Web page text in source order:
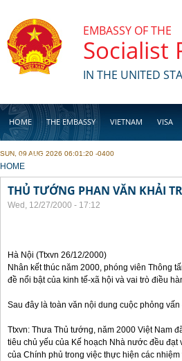
EMBASSY OF THE
Socialist
IN THE UNITED
HOME THE EMBASSY VIETNAM VISA
BUSINESS
SUN, 09 AUG 2026 06:01:20 -0400
YOU ARE HERE
HOME
THỦ TƯỚNG PHAN VĂN KHẢI
Wed, 12/27/2000 - 17:12
Hà Nội (Ttxvn 26/12/2000)
Nhân kết thúc năm 2000, phóng viên Thông
đề nổi bật của kinh tế-xã hội và vai trò điều
Sau đây là toàn văn nội dung cuộc phỏng vấn
Ttxvn: Thưa Thủ tướng, năm 2000 Việt Nam
tiêu chủ yếu của Kế hoạch Nhà nước đều
của Chính phủ trong việc thực hiện các